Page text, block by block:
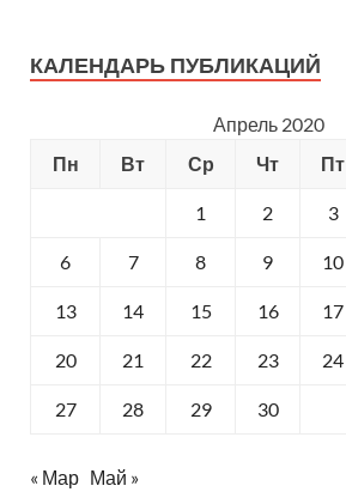
КАЛЕНДАРЬ ПУБЛИКАЦИЙ
Апрель 2020
Пн
Вт Ср Чт Пт
1 2 3
6 7 8 9 10
13 14 15 16 17
20 21 22 23 24
27 28 29 30
« Мар Май »